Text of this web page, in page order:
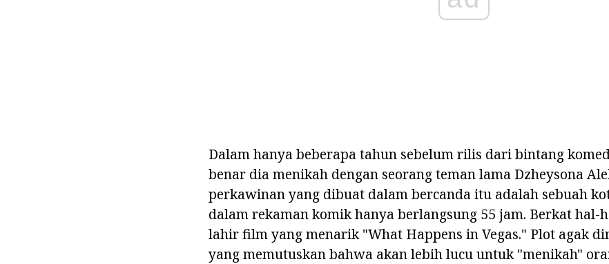
Dalam hanya beberapa tahun sebelum rilis dari bintang
benar dia menikah dengan seorang teman lama Dzheysona
perkawinan yang dibuat dalam bercanda itu adalah sebuah
dalam rekaman komik hanya berlangsung 55 jam. Berkat hal-
lahir film yang menarik "What Happens in Vegas." Plot agak
yang memutuskan bahwa akan lebih lucu untuk "menikah"